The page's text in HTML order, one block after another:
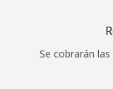
Se cobrarán